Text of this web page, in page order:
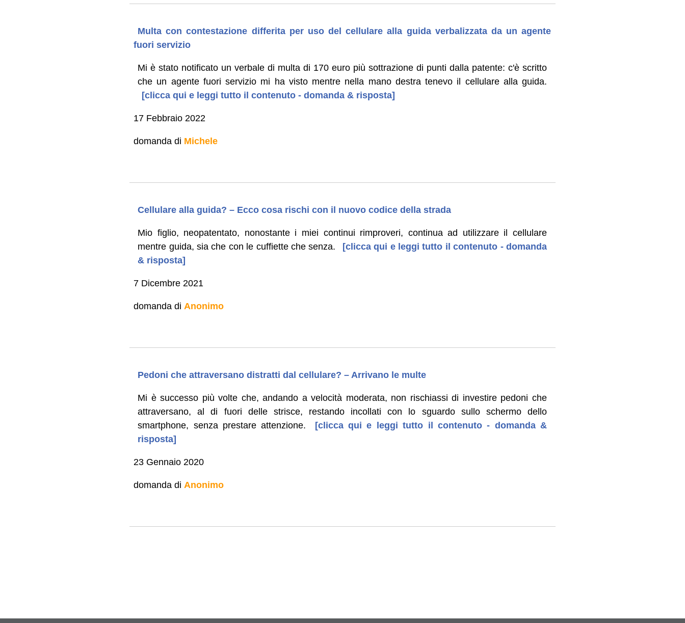
Multa con contestazione differita per uso del cellulare alla guida verbalizzata da un agente
fuori servizio
Mi è stato notificato un verbale di multa di 170 euro più sottrazione di punti dalla patente: c'è scritto
che un agente fuori servizio mi ha visto mentre nella mano destra tenevo il cellulare alla guida.
[clicca qui e leggi tutto il contenuto - domanda & risposta]
17 Febbraio 2022
domanda di Michele
Cellulare alla guida? – Ecco cosa rischi con il nuovo codice della strada
Mio figlio, neopatentato, nonostante i miei continui rimproveri, continua ad utilizzare il cellulare
mentre guida, sia che con le cuffiette che senza.
[clicca qui e leggi tutto il contenuto - domanda
& risposta]
7 Dicembre 2021
domanda di Anonimo
Pedoni che attraversano distratti dal cellulare? – Arrivano le multe
Mi è successo più volte che, andando a velocità moderata, non rischiassi di investire pedoni che
attraversano, al di fuori delle strisce, restando incollati con lo sguardo sullo schermo dello
smartphone, senza prestare attenzione.
[clicca qui e leggi tutto il contenuto - domanda &
risposta]
23 Gennaio 2020
domanda di Anonimo